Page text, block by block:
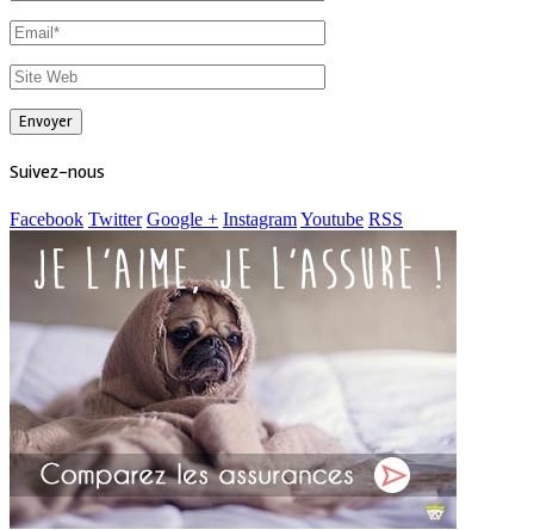
Suivez-nous
Facebook Twitter Google + InstagramYoutube RSS